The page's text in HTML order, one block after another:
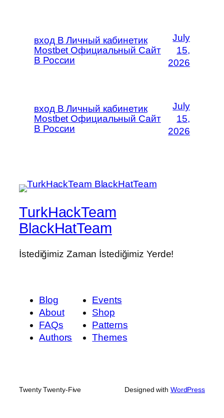
вход В Личный кабинетик
Mostbet Официальный Сайт
В России
July
15,
2026
вход В Личный кабинетик
Mostbet Официальный Сайт
В России
July
15,
2026
TurkHackTeam
BlackHatTeam
İstediğimiz Zaman İstediğimiz Yerde!
Blog
About
FAQs
Authors
Events
Shop
Patterns
Themes
Twenty Twenty-Five Designed with WordPress